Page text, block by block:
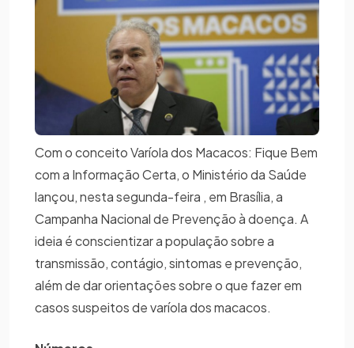
Com o conceito Varíola dos Macacos: Fique Bem
com a Informação Certa, o Ministério da Saúde
lançou, nesta segunda-feira , em Brasília, a
Campanha Nacional de Prevenção à doença. A
ideia é conscientizar a população sobre a
transmissão, contágio, sintomas e prevenção,
além de dar orientações sobre o que fazer em
casos suspeitos de varíola dos macacos.